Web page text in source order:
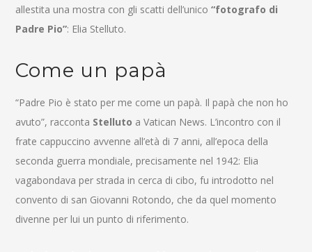
allestita una mostra con gli scatti dell’unico“fotografo di
Padre Pio”: Elia Stelluto.
Come un papà
“Padre Pio è stato per me come un papà. Il papà che non ho
avuto”, racconta Stelluto a Vatican News. L’incontro con il
frate cappuccino avvenne all’età di 7 anni, all’epoca della
seconda guerra mondiale, precisamente nel 1942: Elia
vagabondava per strada in cerca di cibo, fu introdotto nel
convento di san Giovanni Rotondo, che da quel momento
divenne per lui un punto di riferimento.